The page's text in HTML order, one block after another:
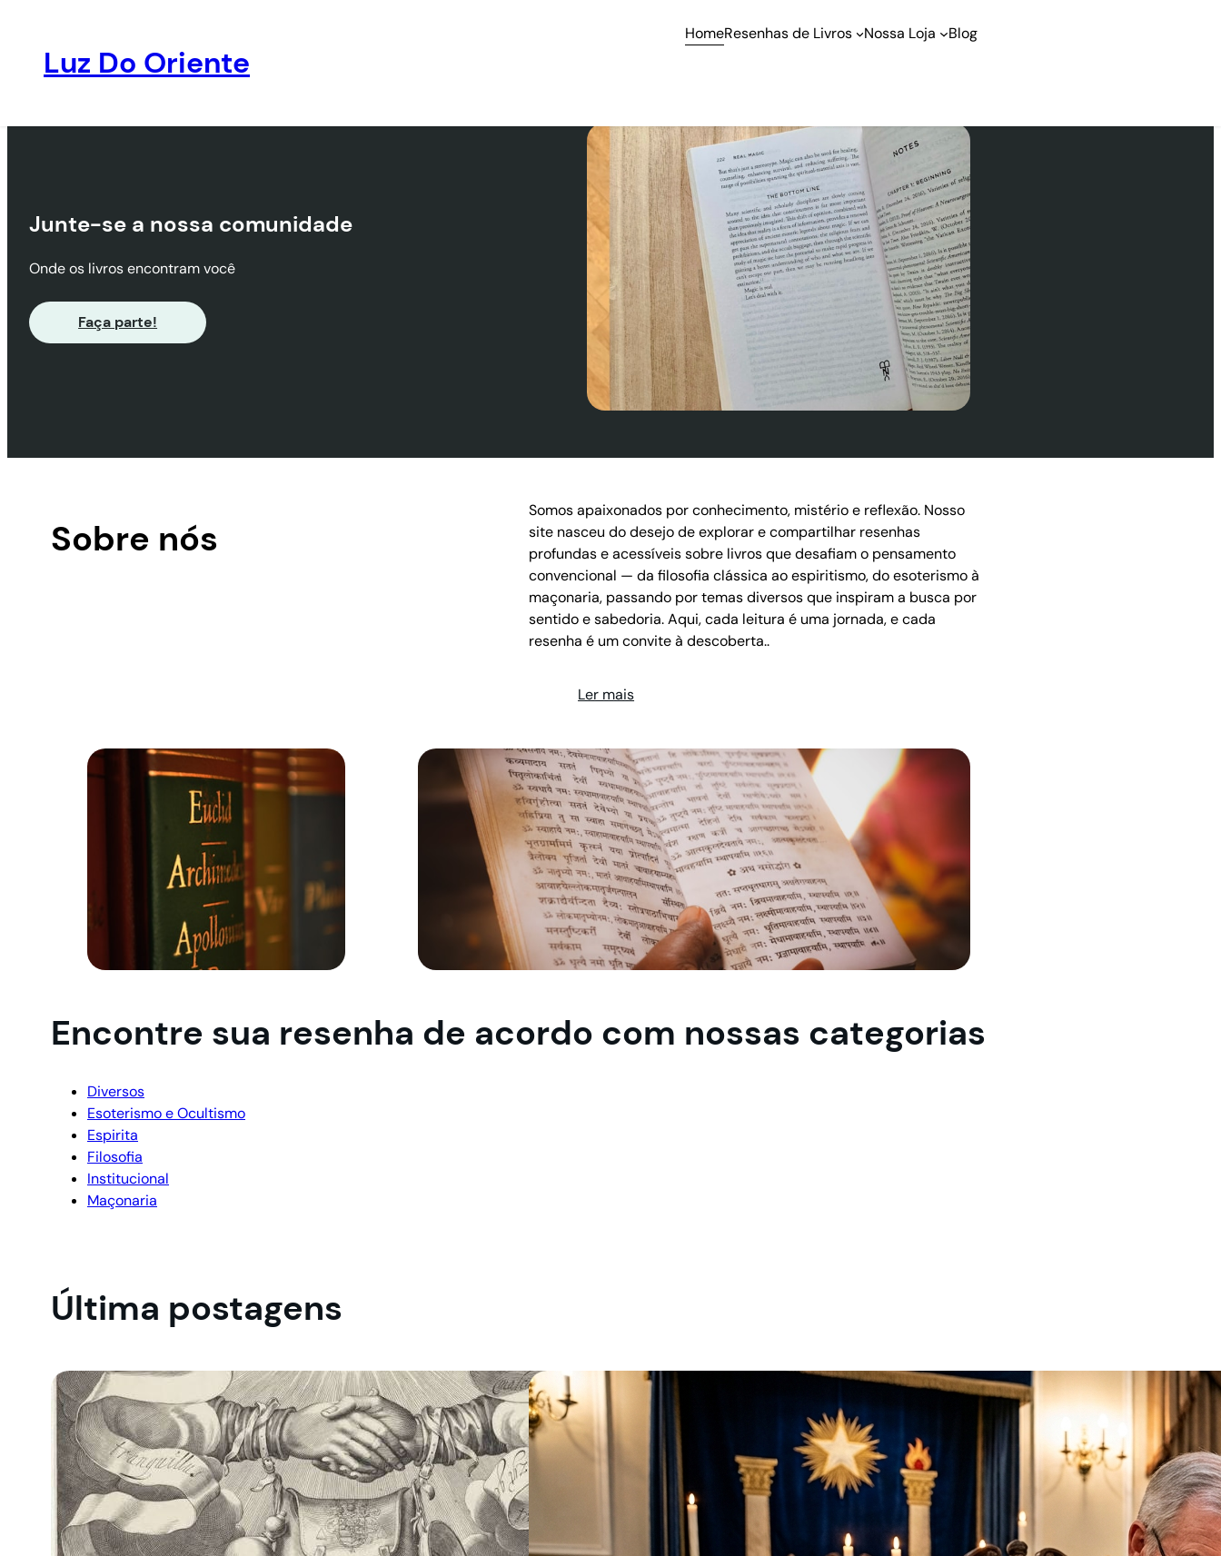
o
Luz Do Oriente
HomeResenhas de Livros Nossa Loja Blog
Junte-se a nossa comunidade
Onde os livros encontram você
Faça parte!
Sobre nós
Somos apaixonados por conhecimento, mistério e reflexão. Nosso
site nasceu do desejo de explorar e compartilhar resenhas
profundas e acessíveis sobre livros que desafiam o pensamento
convencional — da filosofia clássica ao espiritismo, do esoterismo à
maçonaria, passando por temas diversos que inspiram a busca por
sentido e sabedoria. Aqui, cada leitura é uma jornada, e cada
resenha é um convite à descoberta..
Ler mais
Encontre sua resenha de acordo com nossas categorias
Diversos
Esoterismo e Ocultismo
Espirita
Filosofia
Institucional
Maçonaria
Última postagens